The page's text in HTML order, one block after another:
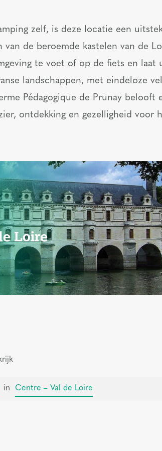
zelf, is deze locatie een
de beroemde kastelen van de
te voet of op de fiets en laat
landschappen, met eindeloze
Pédagogique de Prunay belooft
ontdekking en gezelligheid voor
Loire
in Centre – Val de Loire